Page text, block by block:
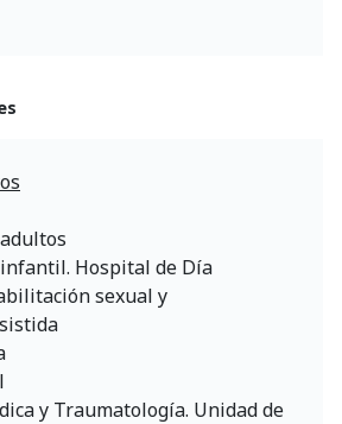
Hospital de Día
sexual y
y Traumatología. Unidad de